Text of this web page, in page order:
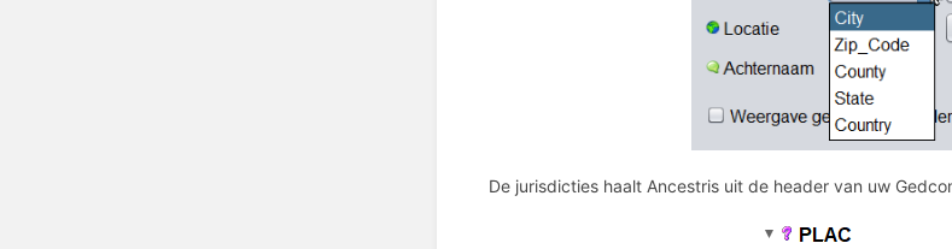
De jurisdicties haalt Ancestris uit de header van uw